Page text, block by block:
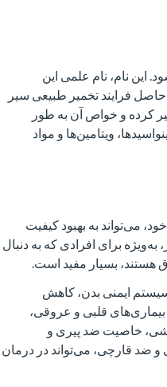
این نام، نام علمی این
حاصل فرایند تخمیر طبیعی سیر
کرده و خواص آن به طور
ویتامین‌ها و مواد
می‌تواند به بهبود کیفیت
برای افرادی که به دنبال
هستند، بسیار مفید است.
ایمنی بدن، کاهش
قلبی و عروقی،
خاصیت ضد پیری و
و ضد قارچی، می‌تواند در درمان